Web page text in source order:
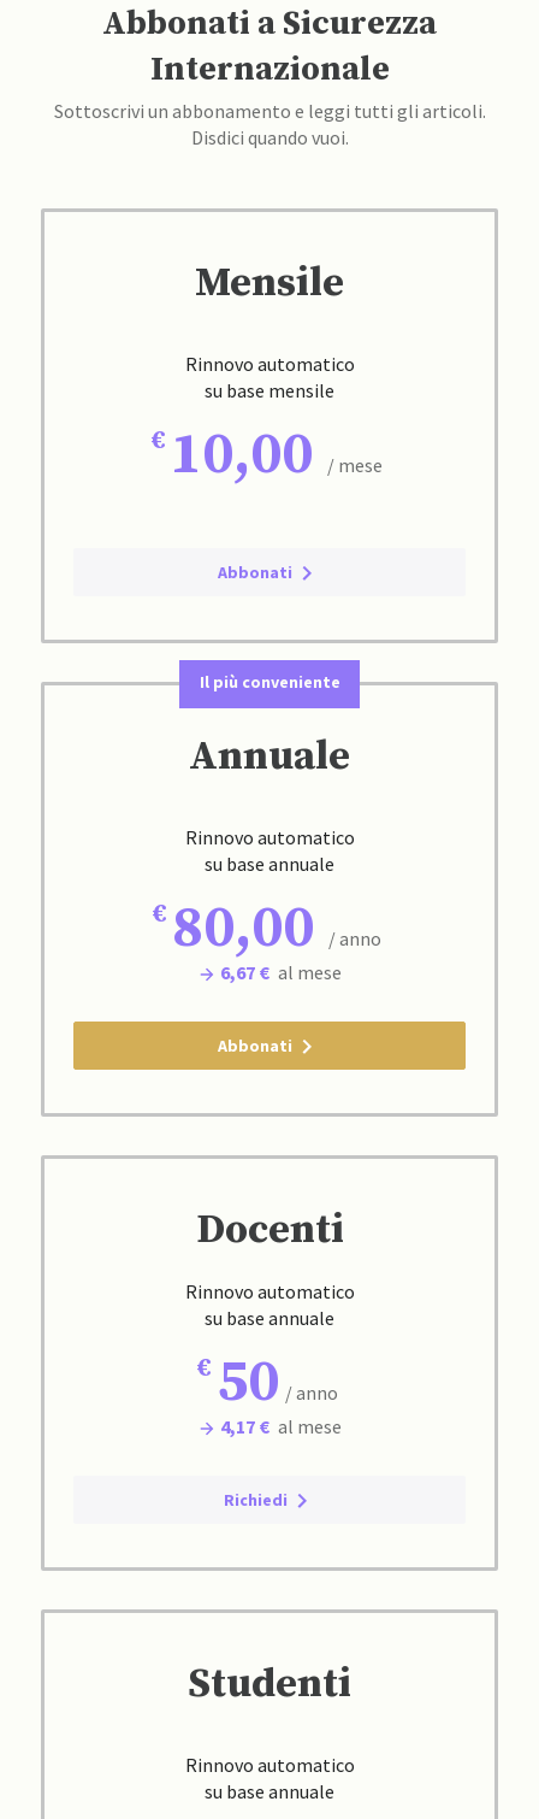
Abbonati a Sicurezza
Internazionale
Sottoscrivi un abbonamento e leggi tutti gli articoli.
Disdici quando vuoi.
Mensile
Rinnovo automatico
su base mensile
10,00 / mese
Abbonati
Il più conveniente
Annuale
Rinnovo automatico
su base annuale
80,00
/ anno
6,67 € al mese
Abbonati
Docenti
Rinnovo automatico
su base annuale
50 / anno
4,17 € al mese
Richiedi
Studenti
Rinnovo automatico
su base annuale